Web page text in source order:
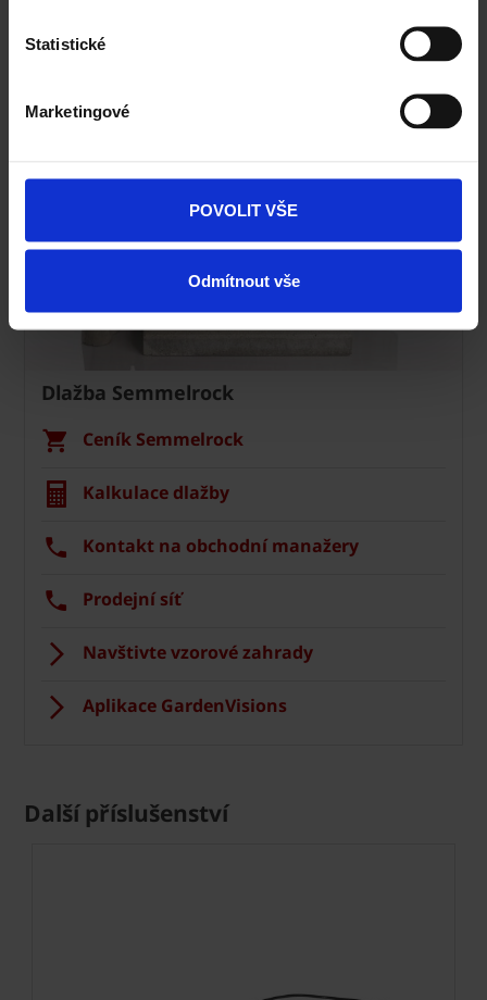
Statistické
Marketingové
POVOLIT VŠE
Odmítnout vše
Dlažba Semmelrock
Ceník Semmelrock
Kalkulace dlažby
Kontakt na obchodní manažery
Prodejní síť
Navštivte vzorové zahrady
Aplikace GardenVisions
Další příslušenství